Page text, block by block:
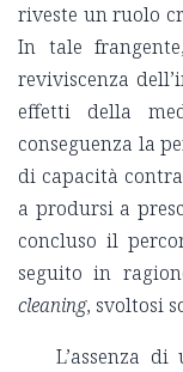
riveste un ruolo
In tale
reviviscenza
effetti della
conseguenza la
di capacità
a prodursi a
concluso il
seguito in
cleaning, svoltosi
L’assenza